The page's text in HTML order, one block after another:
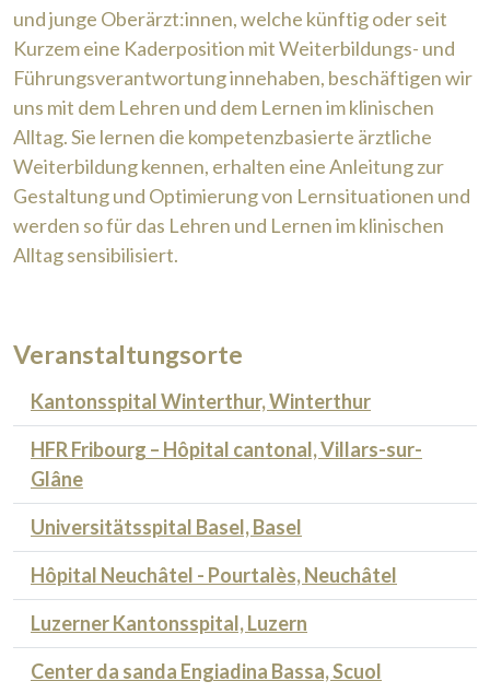
und junge Oberärzt:innen, welche künftig oder seit
Kurzem eine Kaderposition mit Weiterbildungs- und
Führungsverantwortung innehaben, beschäftigen wir
uns mit dem Lehren und dem Lernen im klinischen
Alltag. Sie lernen die kompetenzbasierte ärztliche
Weiterbildung kennen, erhalten eine Anleitung zur
Gestaltung und Optimierung von Lernsituationen und
werden so für das Lehren und Lernen im klinischen
Alltag sensibilisiert.
Veranstaltungsorte
Kantonsspital Winterthur, Winterthur
HFR Fribourg – Hôpital cantonal, Villars-sur-
Glâne
Universitätsspital Basel, Basel
Hôpital Neuchâtel - Pourtalès, Neuchâtel
Luzerner Kantonsspital, Luzern
Center da sanda Engiadina Bassa, Scuol